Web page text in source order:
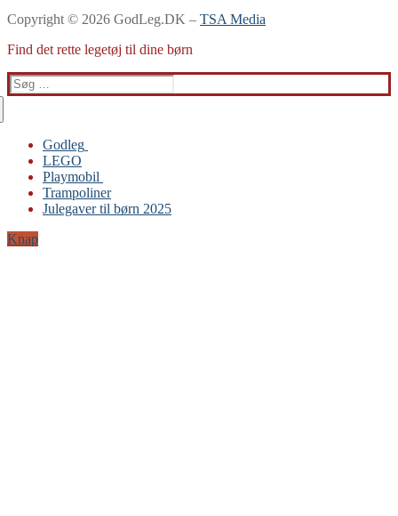
Copyright © 2026 GodLeg.DK – TSA Media
Find det rette legetøj til dine børn
Søg
efter:
Godleg
Gabby’s Dukkehus
Playmobil
Trampoliner
LEGO
LEGO
Playmobil
Trampoliner
Julegaver til børn 2025
Knap